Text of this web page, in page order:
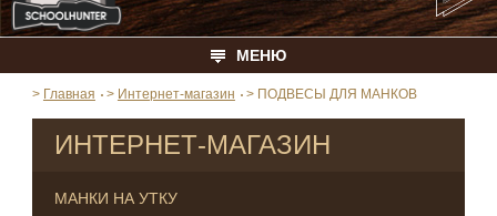
МЕНЮ
> Главная > Интернет-магазин > ПОДВЕСЫ ДЛЯ МАНКОВ
ИНТЕРНЕТ-МАГАЗИН
МАНКИ НА УТКУ